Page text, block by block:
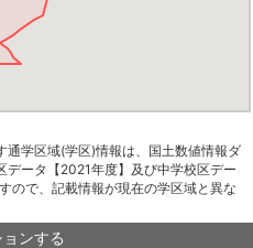
通学区域(学区)情報は、国土数値情報ダ
データ【2021年度】及び中学校区デー
ので、記載情報が現在の学区域と異な
ンする